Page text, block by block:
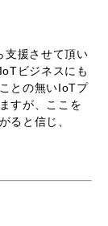
支援させて頂い
ビジネスにも
との無いIoTプ
すが、ここを
ると信じ、